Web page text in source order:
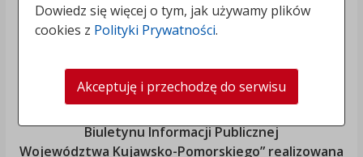
Biuletynu Informacji Publicznej
Województwa Kujawsko-Pomorskiego” realizowana
Dowiedz się więcej o tym, jak używamy plików
cookies z Polityki Prywatności.
Akceptuję i przechodzę do serwisu